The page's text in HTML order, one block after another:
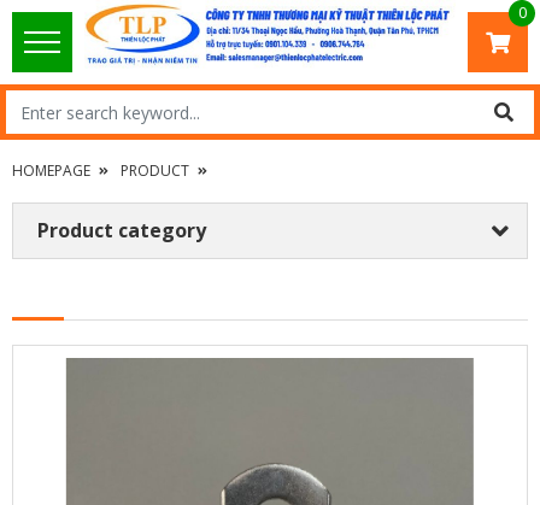
0
HOMEPAGE PRODUCT
Product category